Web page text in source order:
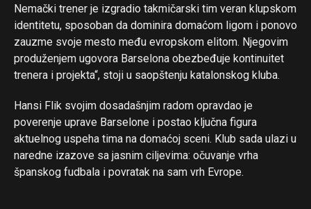
Nemački trener je izgradio takmičarski tim veran klupskom
identitetu, sposoban da dominira domaćom ligom i ponovo
zauzme svoje mesto među evropskom elitom. Njegovim
produženjem ugovora Barselona obezbeđuje kontinuitet
trenera i projekta“, stoji u saopštenju katalonskog kluba.
Hansi Flik svojim dosadašnjim radom opravdao je
poverenje uprave Barselone i postao ključna figura
aktuelnog uspeha tima na domaćoj sceni. Klub sada ulazi u
naredne izazove sa jasnim ciljevima: očuvanje vrha
španskog fudbala i povratak na sam vrh Evrope.
Flipboard
Reddit
Pinterest
Whatsapp
Email